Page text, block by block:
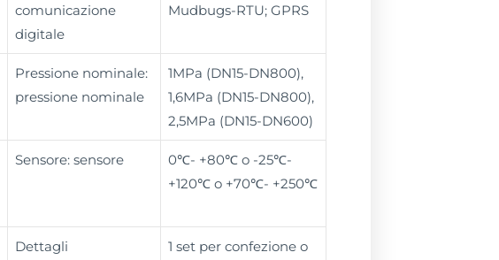
comunicazione
digitale
Mudbugs-RTU; GPRS
Pressione nominale:
pressione nominale
1MPa (DN15-DN800),
1,6MPa (DN15-DN800),
2,5MPa (DN15-DN600)
Sensore: sensore
0℃- +80℃ o -25℃-
+120℃ o +70℃- +250℃
Dettagli
1 set per confezione o